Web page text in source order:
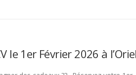
le 1er Février 2026 à